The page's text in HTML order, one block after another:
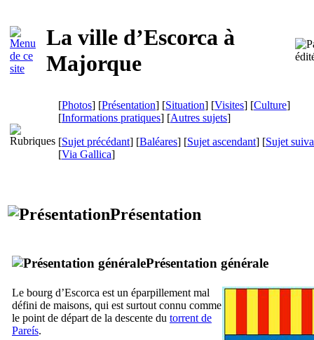
La ville d’Escorca à
Majorque
[Photos] [Présentation] [Situation] [Visites] [Culture]
[Informations pratiques] [Autres sujets]
[Sujet précédant] [Baléares] [Sujet ascendant] [Sujet
[Via Gallica]
Présentation
Présentation générale
Le bourg d’Escorca est un éparpillement mal
défini de maisons, qui est surtout connu comme
le point de départ de la descente du torrent de
Pareís.